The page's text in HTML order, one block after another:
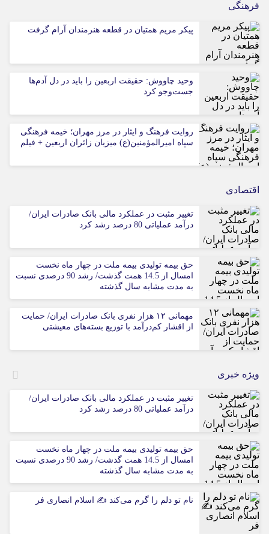
فرهنگی
پیکر مریم همتیان در قطعه هنرمندان آرام گرفت
وحید چاووش: حقیقت اربعین را باید در دل آدم‌ها
جست‌وجو کرد
روایت فرهنگ و ایثار در مرز مهران؛ خیمه فرهنگی
سپاه امیرالمؤمنین(ع) میزبان زائران اربعین + فیلم
اقتصادی
تغییر مثبت در عملکرد مالی بانک صادرات ایران/
درآمد عملیاتی 80 درصد رشد کرد
حق بیمه تولیدی بیمه ملت در چهار ماه نخست
امسال از 14.5 همت گذشت/ رشد 90 درصدی نسبت
به مدت مشابه سال گذشته
مهمانی ۱۲ هزار نفری بانک صادرات ایران/ حمایت
از اقشار کم‌درآمد با توزیع بسته‌های معیشتی
ویژه خبری
تغییر مثبت در عملکرد مالی بانک صادرات ایران/
درآمد عملیاتی 80 درصد رشد کرد
حق بیمه تولیدی بیمه ملت در چهار ماه نخست
امسال از 14.5 همت گذشت/ رشد 90 درصدی نسبت
به مدت مشابه سال گذشته
نام تو دلم را گرم می‌کند ✍️ اسلام انصاری فر